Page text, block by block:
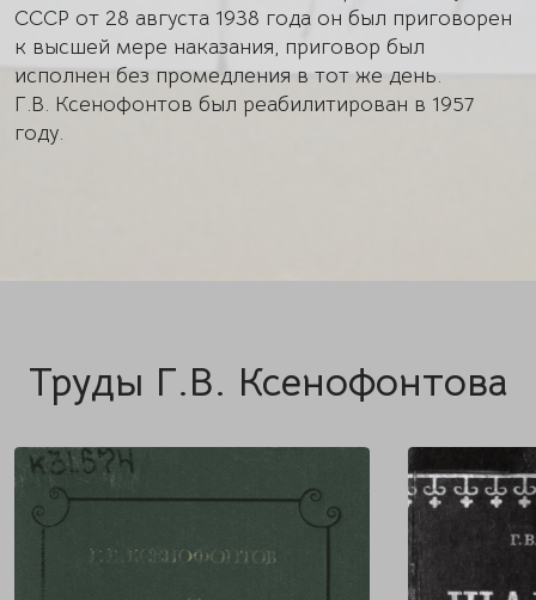
СССР от 28 августа 1938 года он был приговорен
к высшей мере наказания, приговор был
исполнен без промедления в тот же день.
Г.В. Ксенофонтов был реабилитирован в 1957
году.
Труды Г.В. Ксенофонтова